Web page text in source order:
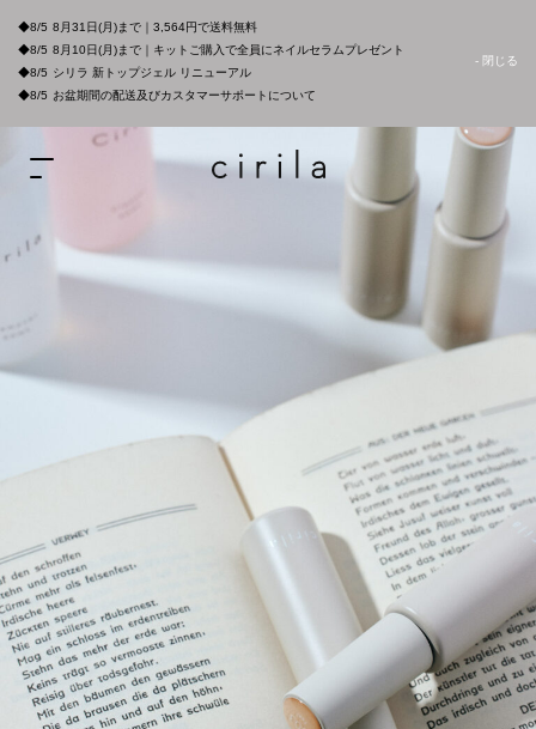
◆8/5 8月31日(月)まで｜3,564円で送料無料
◆8/5 8月10日(月)まで｜キットご購入で全員にネイルセラムプレゼント
◆8/5 シリラ 新トップジェル リニューアル
◆8/5 お盆期間の配送及びカスタマーサポートについて
- 閉じる